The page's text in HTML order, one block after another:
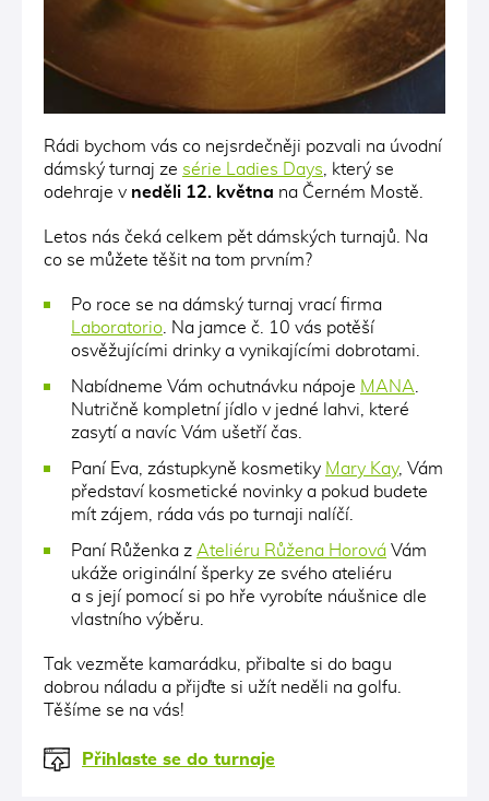
Rádi bychom vás co nejsrdečněji pozvali na úvodní
dámský turnaj ze série Ladies Days, který se
odehraje v neděli 12. května na Černém Mostě.
Letos nás čeká celkem pět dámských turnajů. Na
co se můžete těšit na tom prvním?
Po roce se na dámský turnaj vrací firma
Laboratorio. Na jamce č. 10 vás potěší
osvěžujícími drinky a vynikajícími dobrotami.
Nabídneme Vám ochutnávku nápoje MANA.
Nutričně kompletní jídlo v jedné lahvi, které
zasytí a navíc Vám ušetří čas.
Paní Eva, zástupkyně kosmetiky Mary Kay, Vám
představí kosmetické novinky a pokud budete
mít zájem, ráda vás po turnaji nalíčí.
Paní Růženka z Ateliéru Růžena Horová Vám
ukáže originální šperky ze svého ateliéru
a s její pomocí si po hře vyrobíte náušnice dle
vlastního výběru.
Tak vezměte kamarádku, přibalte si do bagu
dobrou náladu a přijďte si užít neděli na golfu.
Těšíme se na vás!
Přihlaste se do turnaje